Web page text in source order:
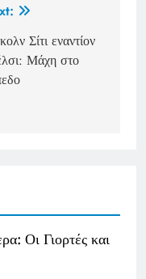
Σίτι εναντίον
Μάχη στο
Οι Γιορτές και